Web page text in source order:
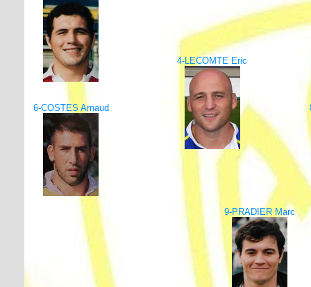
4-LECOMTE Eric
6-COSTES Arnaud
9-PRADIER Marc